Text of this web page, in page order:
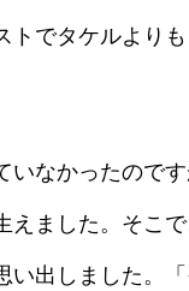
でタケルより
なかったので
えました。そこ
出しました。